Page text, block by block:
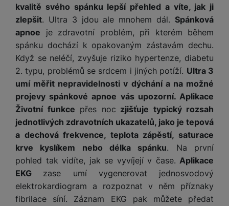
kvalitě svého spánku lepší přehled a víte, jak ji
zlepšit. Ultra 3 jdou ale mnohem dál. Spánková
apnoe je zdravotní problém, při kterém během
spánku dochází k opakovaným zástavám dechu.
Když se neléčí, zvyšuje riziko hypertenze, diabetu
2. typu, problémů se srdcem i jiných potíží. Ultra 3
umí měřit nepravidelnosti v dýchání a na možné
projevy spánkové apnoe vás upozorní. Aplikace
Životní funkce přes noc zjišťuje typický rozsah
jednotlivých zdravotních ukazatelů, jako je tepová
a dechová frekvence, teplota zápěstí, saturace
krve kyslíkem nebo délka spánku. Na první
pohled tak vidíte, jak se vyvíjejí v čase. Aplikace
EKG zase umí vygenerovat jednosvodový
elektrokardiogram a rozpoznat v něm příznaky
fibrilace síní. Záznam EKG pak můžete předat